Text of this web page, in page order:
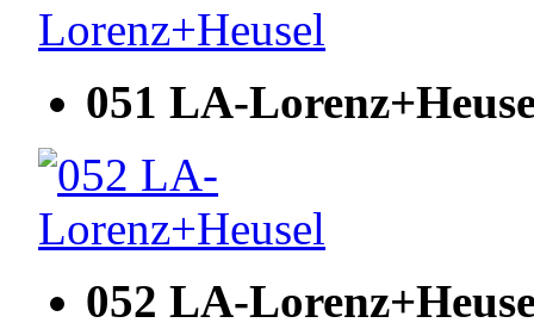
051 LA-
052 LA-